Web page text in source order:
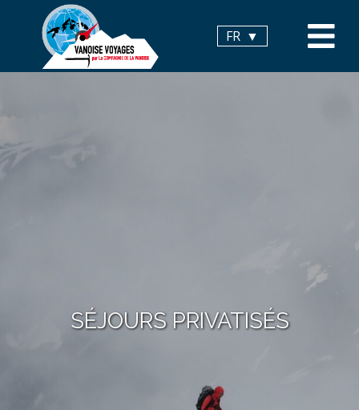
FR
SÉJOURS PRIVATISÉS
Panneau de gestion des cookies